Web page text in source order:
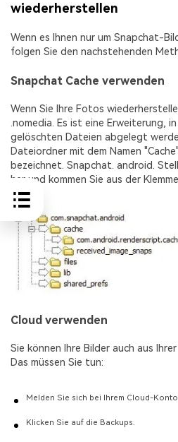
wiederherstellen
Wenn es Ihnen nur um Snapchat-
folgen Sie den nachstehenden
Snapchat Cache verwenden
Wenn Sie Ihre Fotos
.nomedia. Es ist eine Erweiterung,
gelöschten Dateien abgelegt
Dateiordner mit dem Namen
bezeichnet. Snapchat. android.
her und kommen Sie aus der
Cloud verwenden
Sie können Ihre Bilder auch aus
Das müssen Sie tun:
Melden Sie sich bei Ihrem Cloud-
Klicken Sie auf die Backups.